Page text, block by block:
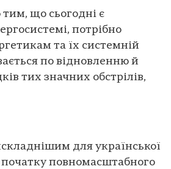
що сьогодні є
потрібно
та їх системній
по відновленню й
тих значних обстрілів,
для української
повномасштабного